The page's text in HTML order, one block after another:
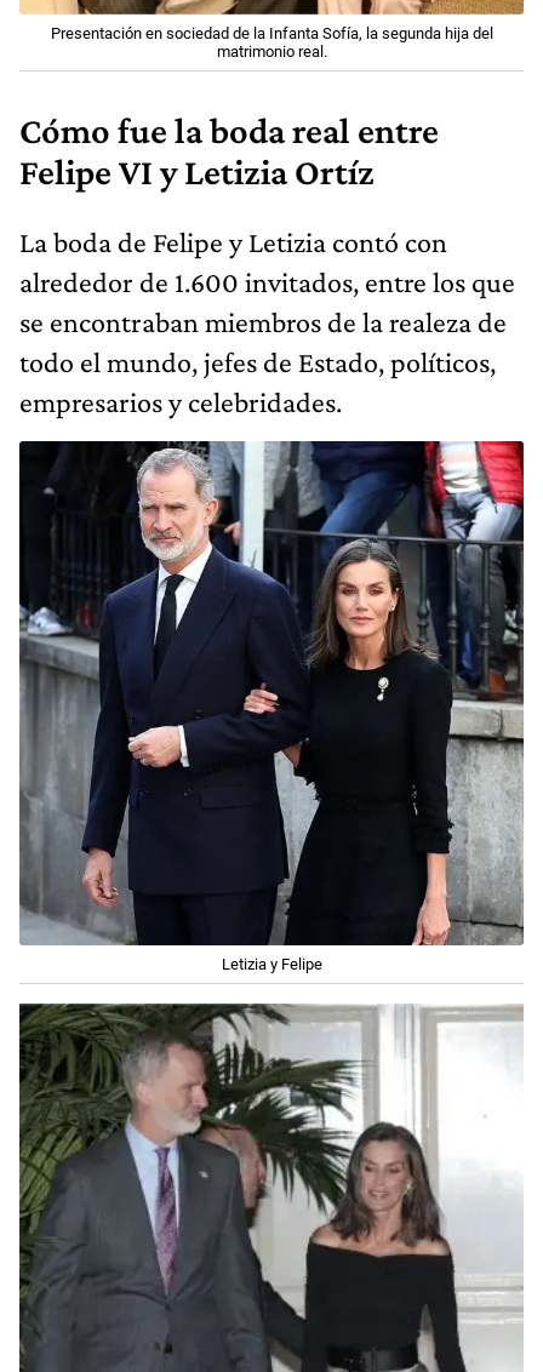
Presentación en sociedad de la Infanta Sofía, la segunda hija del
matrimonio real.
Cómo fue la boda real entre
Felipe VI y Letizia Ortíz
La boda de Felipe y Letizia contó con
alrededor de 1.600 invitados, entre los que
se encontraban miembros de la realeza de
todo el mundo, jefes de Estado, políticos,
empresarios y celebridades.
Letizia y Felipe